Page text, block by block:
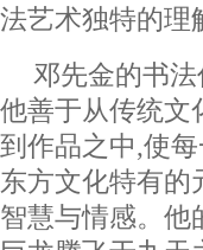
法艺术独特的理
邓先金的书
他善于从传统文
到作品之中,使
东方文化特有的
智慧与情感。他